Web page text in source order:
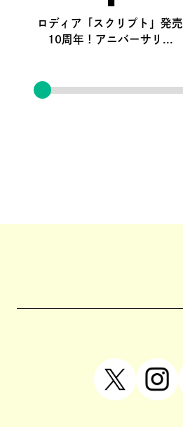
ロディア「スクリプト」発売
10周年！アニバーサリ...